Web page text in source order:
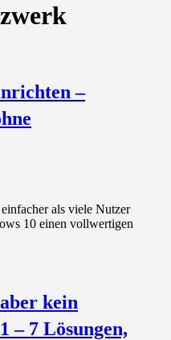
–
als viele Nutzer
10 einen vollwertigen
kein
– 7 Lösungen,